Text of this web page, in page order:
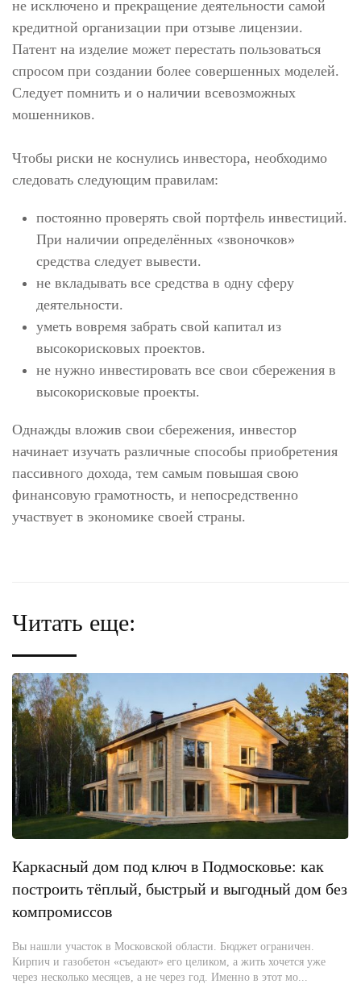
не исключено и прекращение деятельности самой
кредитной организации при отзыве лицензии.
Патент на изделие может перестать пользоваться
спросом при создании более совершенных моделей.
Следует помнить и о наличии всевозможных
мошенников.
Чтобы риски не коснулись инвестора, необходимо
следовать следующим правилам:
постоянно проверять свой портфель инвестиций.
При наличии определённых «звоночков»
средства следует вывести.
не вкладывать все средства в одну сферу
деятельности.
уметь вовремя забрать свой капитал из
высокорисковых проектов.
не нужно инвестировать все свои сбережения в
высокорисковые проекты.
Однажды вложив свои сбережения, инвестор
начинает изучать различные способы приобретения
пассивного дохода, тем самым повышая свою
финансовую грамотность, и непосредственно
участвует в экономике своей страны.
Читать еще:
Каркасный дом под ключ в Подмосковье: как
построить тёплый, быстрый и выгодный дом без
компромиссов
Вы нашли участок в Московской области. Бюджет ограничен.
Кирпич и газобетон «съедают» его целиком, а жить хочется уже
через несколько месяцев, а не через год. Именно в этот мо...